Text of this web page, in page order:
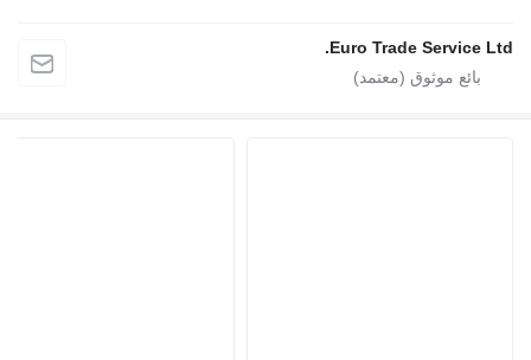
Euro Trade Service Ltd.